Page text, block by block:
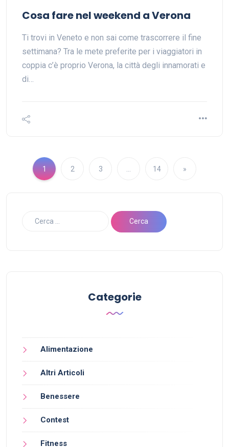
Cosa fare nel weekend a Verona
Ti trovi in Veneto e non sai come trascorrere il fine
settimana? Tra le mete preferite per i viaggiatori in
coppia c’è proprio Verona, la città degli innamorati e
di…
1 2 3 14 »
Categorie
Alimentazione
Altri Articoli
Benessere
Contest
Fitness